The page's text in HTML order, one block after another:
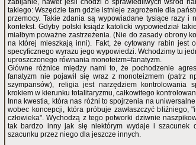
zabijanie, nawet jeśli chodzi o sprawiedliwych wśród
takiego: Wszędzie tam gdzie istnieje zagrożenie dla
przemocy. Takie zdania są wypowiadane tysiące razy i
kontekst. Gdyby polski ksiądz katolicki wypowiedział
miałbym poważne zastrzeżenia. (Nie do zasady obrony
na której mieszkają inni). Fakt, że cytowany rabin jest
specyficznego wyrazu jego wypowiedzi. Wchodzimy tu
uproszczonego równania monoteizm=fanatyzm.
Główne różnice między nami to, że pochodzenie
fanatyzm nie pojawił się wraz z monoteizmem (patrz np. agresja między grupami szczurów czy
szympansów), religia jest narzędziem kontrolowania
krokiem w kierunku totalitaryzmu, całkowitego
Inna kwestia, która nas różni to spojrzenia na
wobec koncepcji, która próbuje zawłaszczyć bliźniego,
człowieka". Wychodzą z tego potworki dziwnie naszpikowane
tak bardzo inny jak się niektórym wydaje i szacunek
szacunku przez niego dla jeszcze innych.